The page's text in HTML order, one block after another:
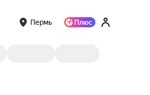
Пермь